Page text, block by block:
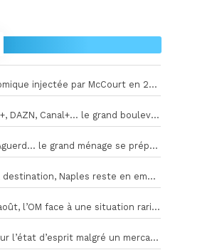
La somme astronomique injectée par McCourt en 2026 pour soutenir l’OM
Droits TV : Ligue 1+, DAZN, Canal+… le grand bouleversement
Hojbjerg, Balerdi, Aguerd… le grand ménage se prépare
Aguerd a choisi sa destination, Naples reste en embuscade
Zéro recrue au 7 août, l’OM face à une situation rarissime en Europe
Genesio rassure sur l’état d’esprit malgré un mercato inquiétant